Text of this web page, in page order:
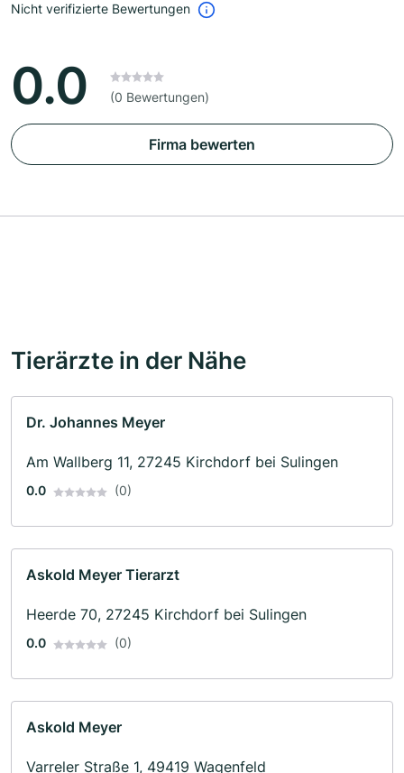
Nicht verifizierte Bewertungen
0.0 (0 Bewertungen)
Firma bewerten
Tierärzte in der Nähe
Dr. Johannes Meyer
Am Wallberg 11, 27245 Kirchdorf bei Sulingen
0.0 (0)
Askold Meyer Tierarzt
Heerde 70, 27245 Kirchdorf bei Sulingen
0.0 (0)
Askold Meyer
Varreler Straße 1, 49419 Wagenfeld